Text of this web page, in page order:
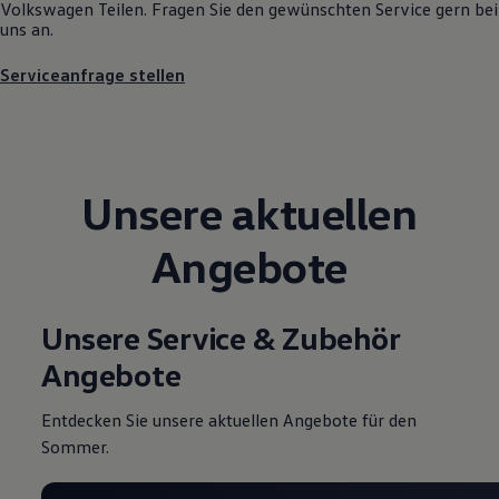
Motorenöl und Flüssigkeiten
Economy Service
Entertainment und Elektronik
Individualisieren
Wallbox und Ladekabel
Digitale Extras
Dienste für Ihr Modell finden
Volkswagen Apps, Login und Shop
Updates für Software, Karten und Radio
Vorgängermodelle
Volkswagen Kundenbetreuung
Digitale Betriebsanleitung
Volkswagen Teilen. Fragen Sie den gewünschten Service gern bei
uns an.
Serviceanfrage stellen
Unsere aktuellen
Angebote
Unsere Service & Zubehör
Angebote
Entdecken Sie unsere aktuellen Angebote für den
Sommer.